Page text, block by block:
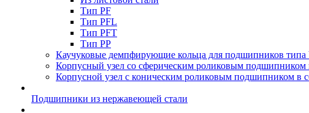
Тип PF
Тип PFL
Тип PFT
Тип PP
Каучуковые демпфирующие кольца для подшипников типа
Корпусный узел со сферическим роликовым подшипником
Корпусной узел с коническим роликовым подшипником в
Подшипники из нержавеющей стали